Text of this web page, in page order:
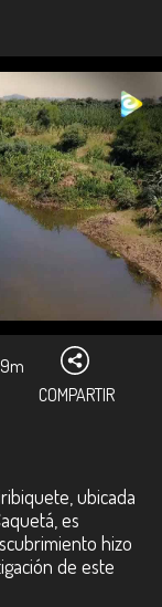
9m
COMPARTIR
ubicada
es
hizo
de este